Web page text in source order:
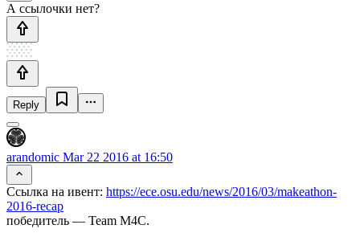
А ссылочки нет?
Reply
arandomic Mar 22 2016 at 16:50
Ссылка на ивент: https://ece.osu.edu/news/2016/03/makeathon-
2016-recap
победитель — Team M4C.